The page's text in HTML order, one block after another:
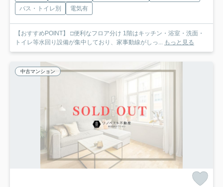
バス・トイレ別
電気有
【おすすめPOINT】 □便利なフロア分け 1階はキッチン・浴室・洗面・
トイレ等水回り設備が集中しており、家事動線がしっ... もっと見る
中古マンション